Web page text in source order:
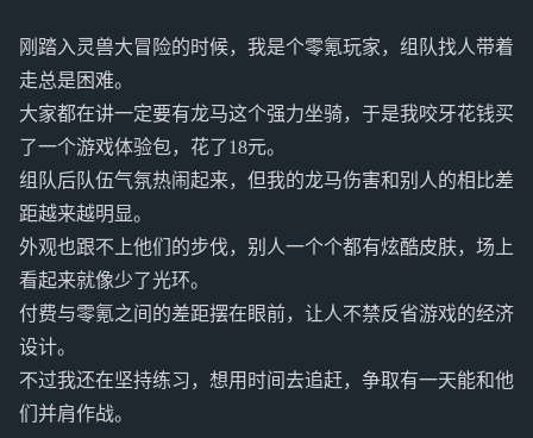
刚踏入灵兽大冒险的时候，我是个零氪玩家，组队找人带着
走总是困难。
大家都在讲一定要有龙马这个强力坐骑，于是我咬牙花钱买
了一个游戏体验包，花了18元。
组队后队伍气氛热闹起来，但我的龙马伤害和别人的相比差
距越来越明显。
外观也跟不上他们的步伐，别人一个个都有炫酷皮肤，场上
看起来就像少了光环。
付费与零氪之间的差距摆在眼前，让人不禁反省游戏的经济
设计。
不过我还在坚持练习，想用时间去追赶，争取有一天能和他
们并肩作战。